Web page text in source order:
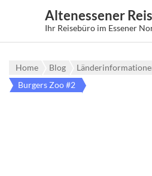
Altenessener
Ihr Reisebüro im Essener
Home Blog
Burgers Zoo #2